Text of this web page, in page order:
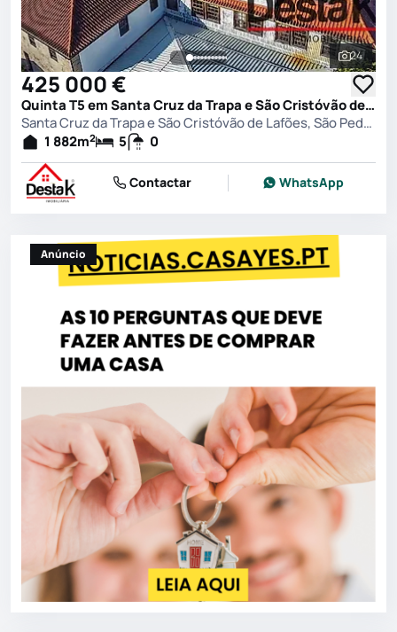
Ver
24
425 000 €
Quinta T5 em Santa Cruz da Trapa e São Cristóvão de Lafões, São Pedro do Sul
Santa Cruz da Trapa e São Cristóvão de Lafões, São Pedro do Sul
1 882m2 5 0
Contactar WhatsApp
Anúncio